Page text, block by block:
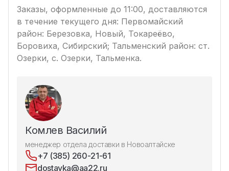
Заказы, оформленные до 11:00, доставляются
в течение текущего дня: Первомайский
район: Березовка, Новый, Токареёво,
Боровиха, Сибирский; Тальменский район: ст.
Озерки, с. Озерки, Тальменка.
Комлев Василий
менеджер отдела доставки в Новоалтайске
+7 (385) 260-21-61
dostavka@aa22.ru